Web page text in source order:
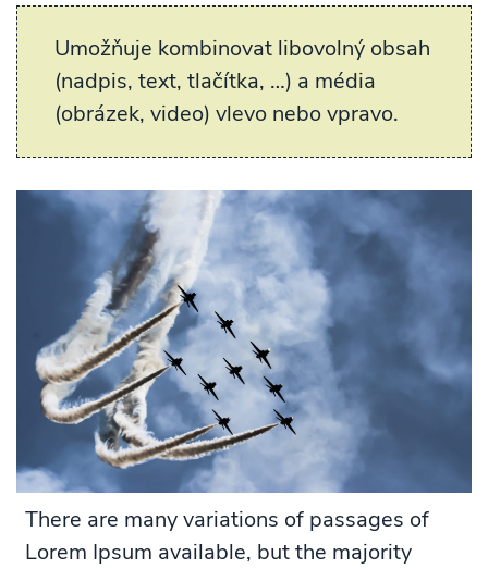
Umožňuje kombinovat libovolný obsah
(nadpis, text, tlačítka, …) a média
(obrázek, video) vlevo nebo vpravo.
There are many variations of passages of
Lorem Ipsum available, but the majority